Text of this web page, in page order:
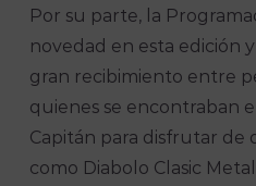
Por su parte, la
novedad en esta edición
gran recibimiento entre
quienes se encontraban
Capitán para disfrutar de
como Diabolo Clasic